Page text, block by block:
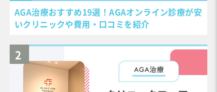
AGA治療おすすめ19選！AGAオンライン診療が安
いクリニックや費用・口コミを紹介